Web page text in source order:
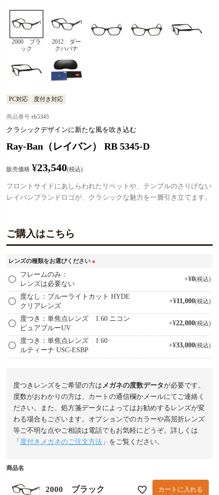
2000 ブラ
ック
2012 ダー
クハバナ
PC対応 度付き対応
商品番号 rb5345
クラシックデザインに新たな風を吹き込む
Ray-Ban（レイバン） RB 5345-D
販売価格 ¥23,540 税込
フロントサイドにあしらわれたリベットや、テンプルのさりげない
レイバンブランドロゴが、クラシックな魅力を一層引き立てます。
ご購入はこちら
レンズの種類をお選びください
須
フレームのみ：
レンズは必要ない
+¥0 税込
度なし：ブルーライトカット HYDE
クリアレンズ
+¥11,000 税込
度つき：単焦点レンズ 1.60 ニコン
ピュアブルーUV
+¥22,000 税込
度つき：単焦点レンズ 1.60
ルティーナ USC-ESBP
+¥33,000 税込
度つきレンズをご希望の方は メガネの度数データが必要です。
度数がおわかりの方は、カートの通信欄かメールにてご連絡く
ださい。また、処方箋データによってはお勧めするレンズが変
わる場合もございます。オプションでのカラーや高屈折レンズ
等ご不明な点やご相談は電話でもお気軽にどうぞ。詳しくは
「 度付きメガネのご注文方法 」をご覧ください。
商品名
2000 ブラック カートに入れる